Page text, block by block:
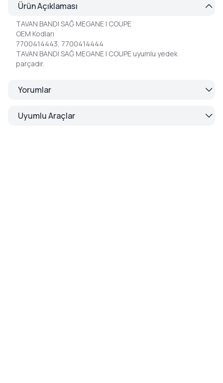
Ürün Açıklaması
TAVAN BANDI SAĞ MEGANE I COUPE
OEM Kodları
7700414443, 7700414444
TAVAN BANDI SAĞ MEGANE I COUPE uyumlu yedek
parçadır.
Yorumlar
Uyumlu Araçlar